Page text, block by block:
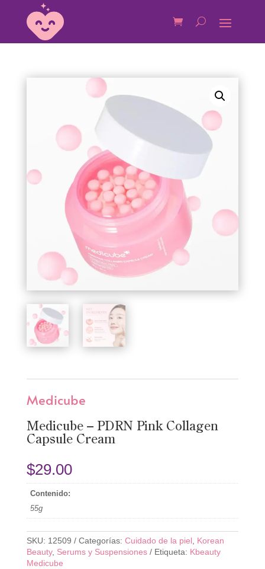
Medicube
Medicube – PDRN Pink Collagen
Capsule Cream
$29.00
Contenido:
55g
SKU: 12509 Categorías: Cuidado de la piel, Korean
Beauty, Serums y Suspensiones Etiqueta: Kbeauty
Medicube